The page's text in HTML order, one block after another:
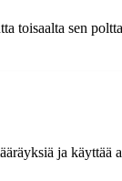
toisaalta sen
ja käyttää